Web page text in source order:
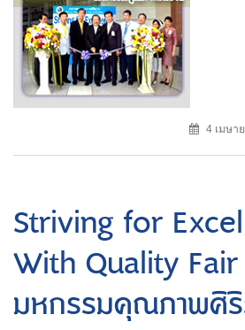
4 เมษา
Striving for
With Quality
มหกรรมคุณภาพศิริ